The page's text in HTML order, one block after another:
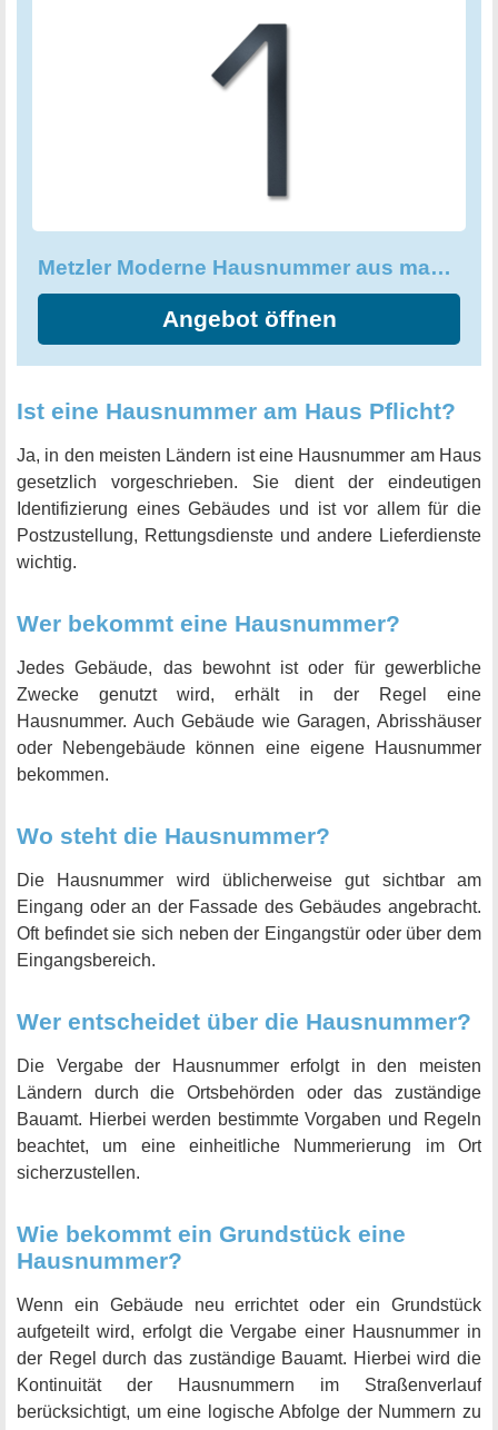
Qualitätsstandards gefertigt. Vertrauen Sie auf Metzler, um
Ihrer Adresse einen Hauch von stilvoller Modernität zu
Metzler Moderne Hausnummer aus massivem Stahl - Moderne Schriftart
Angebot öffnen
Ist eine Hausnummer am Haus Pflicht?
Ja, in den meisten Ländern ist eine Hausnummer am Haus
gesetzlich vorgeschrieben. Sie dient der eindeutigen
Identifizierung eines Gebäudes und ist vor allem für die
Postzustellung, Rettungsdienste und andere Lieferdienste
wichtig.
Wer bekommt eine Hausnummer?
Jedes Gebäude, das bewohnt ist oder für gewerbliche
Zwecke genutzt wird, erhält in der Regel eine
Hausnummer. Auch Gebäude wie Garagen, Abrisshäuser
oder Nebengebäude können eine eigene Hausnummer
bekommen.
Wo steht die Hausnummer?
Die Hausnummer wird üblicherweise gut sichtbar am
Eingang oder an der Fassade des Gebäudes angebracht.
Oft befindet sie sich neben der Eingangstür oder über dem
Eingangsbereich.
Wer entscheidet über die Hausnummer?
Die Vergabe der Hausnummer erfolgt in den meisten
Ländern durch die Ortsbehörden oder das zuständige
Bauamt. Hierbei werden bestimmte Vorgaben und Regeln
beachtet, um eine einheitliche Nummerierung im Ort
sicherzustellen.
Wie bekommt ein Grundstück eine
Hausnummer?
Wenn ein Gebäude neu errichtet oder ein Grundstück
aufgeteilt wird, erfolgt die Vergabe einer Hausnummer in
der Regel durch das zuständige Bauamt. Hierbei wird die
Kontinuität der Hausnummern im Straßenverlauf
berücksichtigt, um eine logische Abfolge der Nummern zu